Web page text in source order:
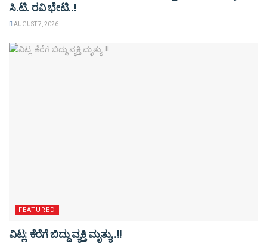
ಸಿ.ಟಿ. ರವಿ ಭೇಟಿ..!
AUGUST 7, 2026
FEATURED
ವಿಟ್ಲ: ಕೆರೆಗೆ ಬಿದ್ದು ವ್ಯಕ್ತಿ ಮೃತ್ಯು..!!